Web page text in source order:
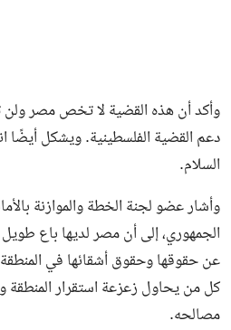
وأكد أن هذه القضية لا تخص مصر ولن
دعم القضية الفلسطينية. ويشكل أيضًا
السلام.
وأشار عضو لجنة الخطة والموازنة
الجمهوري، إلى أن مصر لديها باع
عن حقوقها وحقوق أشقائها في
كل من يحاول زعزعة استقرار المنطقة
مصالحه.